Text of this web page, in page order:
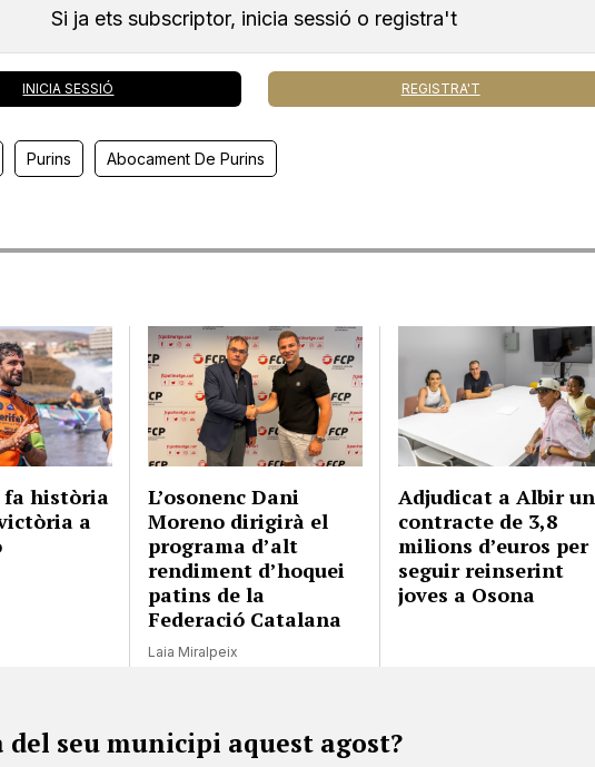
Si ja ets subscriptor, inicia sessió o registra't
INICIA SESSIÓ REGISTRA'T
Purins Abocament De Purins
fa història
a
L’osonenc Dani
Moreno dirigirà el
programa d’alt
rendiment d’hoquei
patins de la
Federació Catalana
Laia Miralpeix
Adjudicat a Albir un
contracte de 3,8
milions d’euros per
seguir reinserint
joves a Osona
del seu municipi aquest agost?